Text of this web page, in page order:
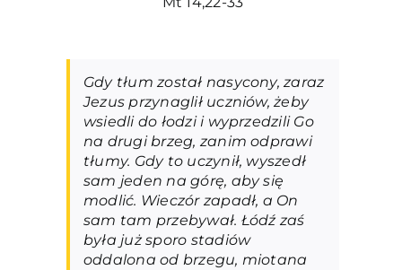
Gdy tłum został nasycony, zaraz
Jezus przynaglił uczniów, żeby
wsiedli do łodzi i wyprzedzili Go
na drugi brzeg, zanim odprawi
tłumy. Gdy to uczynił, wyszedł
sam jeden na górę, aby się
modlić. Wieczór zapadł, a On
sam tam przebywał. Łódź zaś
była już sporo stadiów
oddalona od brzegu, miotana